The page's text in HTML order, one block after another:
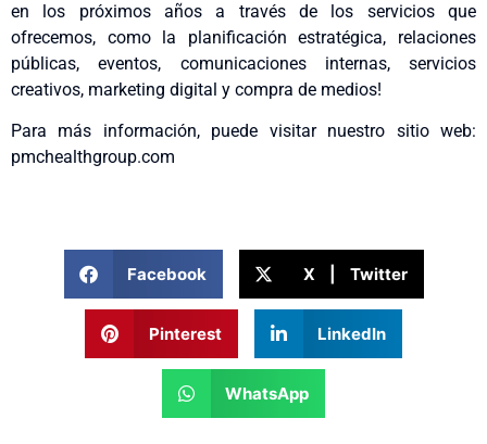
en los próximos años a través de los servicios que
ofrecemos, como la planificación estratégica, relaciones
públicas, eventos, comunicaciones internas, servicios
creativos, marketing digital y compra de medios!
Para más información, puede visitar nuestro sitio web:
pmchealthgroup.com
Facebook X | Twitter
Pinterest LinkedIn
WhatsApp